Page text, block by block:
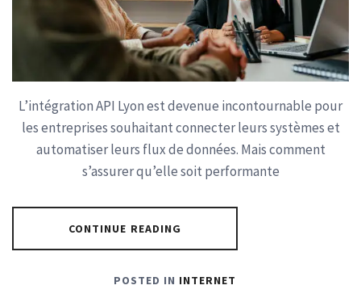
L’intégration API Lyon est devenue incontournable pour
les entreprises souhaitant connecter leurs systèmes et
automatiser leurs flux de données. Mais comment
s’assurer qu’elle soit performante
CONTINUE READING
POSTED IN INTERNET